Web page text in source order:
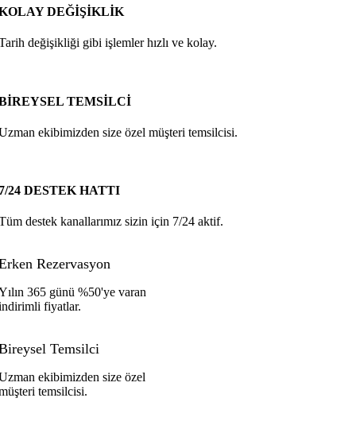
DEĞİŞİKLİK
değişikliği gibi işlemler hızlı ve kolay.
TEMSİLCİ
ekibimizden size özel müşteri temsilcisi.
24 DESTEK HATTI
destek kanallarımız sizin için 7/24 aktif.
Rezervasyon
365 günü %50'ye varan
fiyatlar.
Temsilci
ekibimizden size özel
temsilcisi.